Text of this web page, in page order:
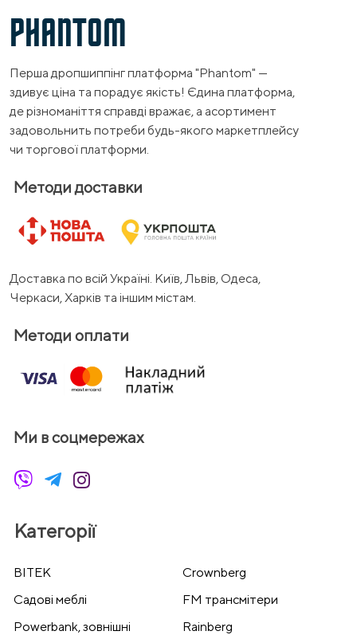
PHANTOM
Перша дропшиппінг платформа "Phantom" —
здивує ціна та порадує якість! Єдина платформа,
де різноманіття справді вражає, а асортимент
задовольнить потреби будь-якого маркетплейсу
чи торгової платформи.
Методи доставки
Доставка по всій Україні. Київ, Львів, Одеса,
Черкаси, Харків та іншим містам.
Методи оплати
Ми в соцмережах
Категорії
BITEK
Crownberg
Cадові меблі
FM трансмітери
Powerbank, зовнішні
Rainberg